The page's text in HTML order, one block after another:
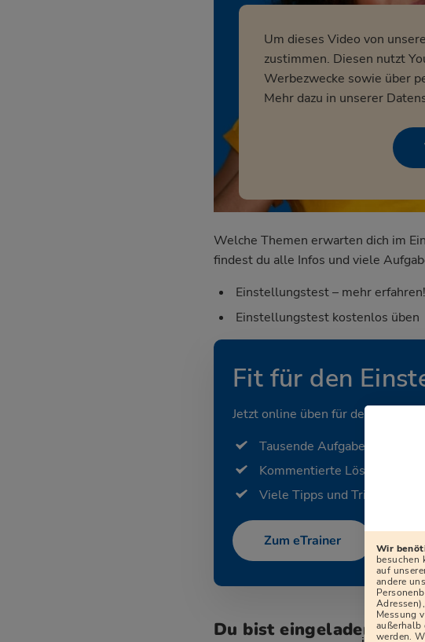
Um dieses Video von
zustimmen. Diesen nutzt
Werbezwecke sowie über
Mehr dazu in unserer
Welche Themen erwarten dich im
findest du alle Infos und viele
Einstellungstest – mehr erfahren!
Einstellungstest kostenlos üben
Fit für den
Jetzt online üben für deinen Beruf.
Tausende Aufgaben
Kommentierte Lösungen
Viele Tipps und Tricks
Zum eTrainer
Du bist eingeladen zum
Wir
besuchen
auf
andere
Messung
außerhalb
werden.